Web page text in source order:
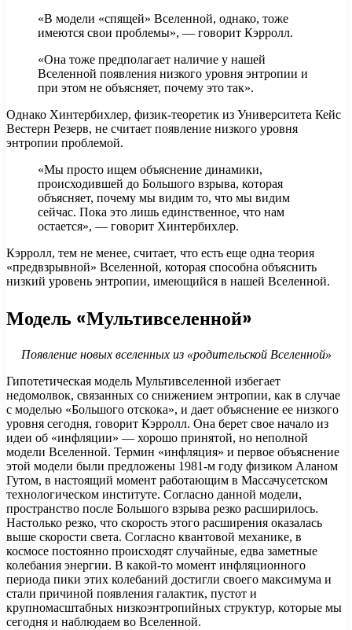
«В модели «спящей» Вселенной, однако, тоже
имеются свои проблемы», — говорит Кэрролл.
«Она тоже предполагает наличие у нашей
Вселенной появления низкого уровня энтропии и
при этом не объясняет, почему это так».
Однако Хинтербихлер, физик-теоретик из Университета Кейс
Вестерн Резерв, не считает появление низкого уровня
энтропии проблемой.
«Мы просто ищем объяснение динамики,
происходившей до Большого взрыва, которая
объясняет, почему мы видим то, что мы видим
сейчас. Пока это лишь единственное, что нам
остается», — говорит Хинтербихлер.
Кэрролл, тем не менее, считает, что есть еще одна теория
«предвзрывной» Вселенной, которая способна объяснить
низкий уровень энтропии, имеющийся в нашей Вселенной.
Модель «Мультивселенной»
Появление новых вселенных из «родительской Вселенной»
Гипотетическая модель Мультивселенной избегает
недомолвок, связанных со снижением энтропии, как в случае
с моделью «Большого отскока», и дает объяснение ее низкого
уровня сегодня, говорит Кэрролл. Она берет свое начало из
идеи об «инфляции» — хорошо принятой, но неполной
модели Вселенной. Термин «инфляция» и первое объяснение
этой модели были предложены 1981-м году физиком Аланом
Гутом, в настоящий момент работающим в Массачусетском
технологическом институте. Согласно данной модели,
пространство после Большого взрыва резко расширилось.
Настолько резко, что скорость этого расширения оказалась
выше скорости света. Согласно квантовой механике, в
космосе постоянно происходят случайные, едва заметные
колебания энергии. В какой-то момент инфляционного
периода пики этих колебаний достигли своего максимума и
стали причиной появления галактик, пустот и
крупномасштабных низкоэнтропийных структур, которые мы
сегодня и наблюдаем во Вселенной.